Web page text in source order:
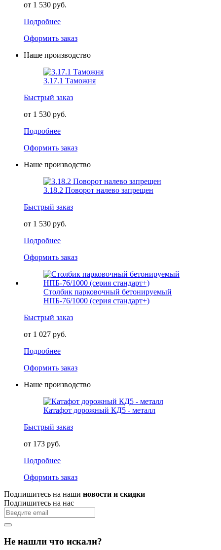
от 1 530 руб.
Подробнее
Оформить заказ
Наше производство
3.17.1 Таможня
Быстрый заказ
от 1 530 руб.
Подробнее
Оформить заказ
Наше производство
3.18.2 Поворот налево запрещен
Быстрый заказ
от 1 530 руб.
Подробнее
Оформить заказ
Столбик парковочный бетонируемый
НПБ-76/1000 (серия стандарт+)
Быстрый заказ
от 1 027 руб.
Подробнее
Оформить заказ
Наше производство
Катафот дорожный КД5 - металл
Быстрый заказ
от 173 руб.
Подробнее
Оформить заказ
Подпишитесь на наши новости и скидки
Подпишитесь на нас
Не нашли что искали?